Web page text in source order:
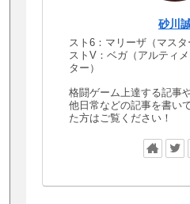
砂川
スト6：マリーザ（マスタ
ストV：ベガ（アルティ
ター）
格闘ゲーム上達する記事
他日常などの記事を書い
た方はご覧ください！